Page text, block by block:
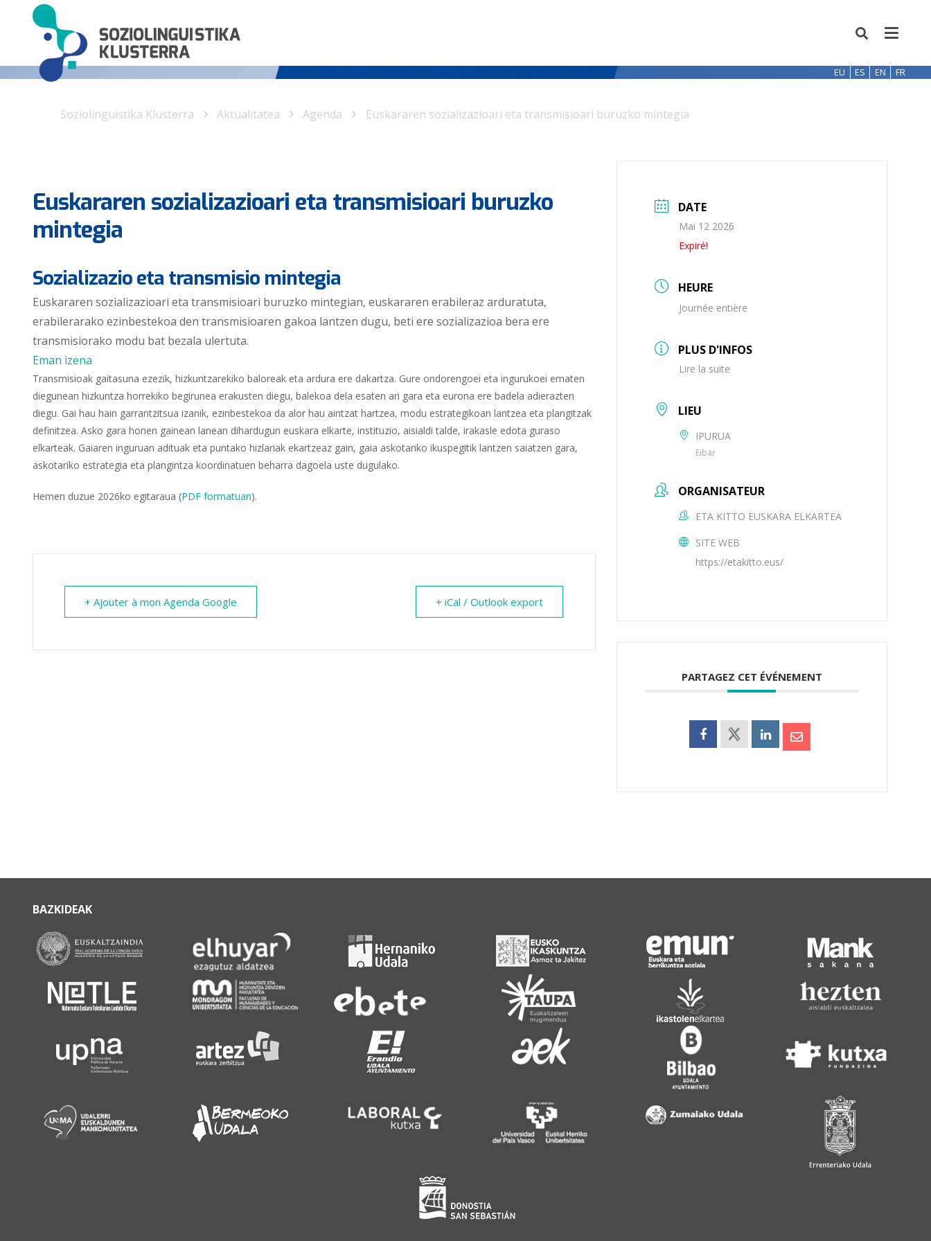
EU ES EN FR
Soziolinguistika Klusterra Aktualitatea Agenda Euskararen sozializazioari eta transmisioari buruzko mintegia
Euskararen sozializazioari eta transmisioari buruzko
mintegia
Sozializazio eta transmisio mintegia
Euskararen sozializazioari eta transmisioari buruzko mintegian, euskararen erabileraz arduratuta,
erabilerarako ezinbestekoa den transmisioaren gakoa lantzen dugu, beti ere sozializazioa bera ere
transmisiorako modu bat bezala ulertuta.
Eman izena
Transmisioak gaitasuna ezezik, hizkuntzarekiko baloreak eta ardura ere dakartza. Gure ondorengoei eta ingurukoei ematen
diegunean hizkuntza horrekiko begirunea erakusten diegu, balekoa dela esaten ari gara eta eurona ere badela adierazten
diegu. Gai hau hain garrantzitsua izanik, ezinbestekoa da alor hau aintzat hartzea, modu estrategikoan lantzea eta plangitzak
definitzea. Asko gara honen gainean lanean dihardugun euskara elkarte, instituzio, aisialdi talde, irakasle edota guraso
elkarteak. Gaiaren inguruan adituak eta puntako hizlariak ekartzeaz gain, gaia askotariko ikuspegitik lantzen saiatzen gara,
askotariko estrategia eta plangintza koordinatuen beharra dagoela uste dugulako.
Hemen duzue 2026ko egitaraua (PDF formatuan).
+ Ajouter à mon Agenda Google + iCal / Outlook export
DATE
Mai 12 2026
Expiré!
HEURE
Journée entière
PLUS D'INFOS
Lire la suite
LIEU
IPURUA
Eibar
ORGANISATEUR
ETA KITTO EUSKARA ELKARTEA
SITE WEB
https://etakitto.eus/
PARTAGEZ CET ÉVÉNEMENT
BAZKIDEAK